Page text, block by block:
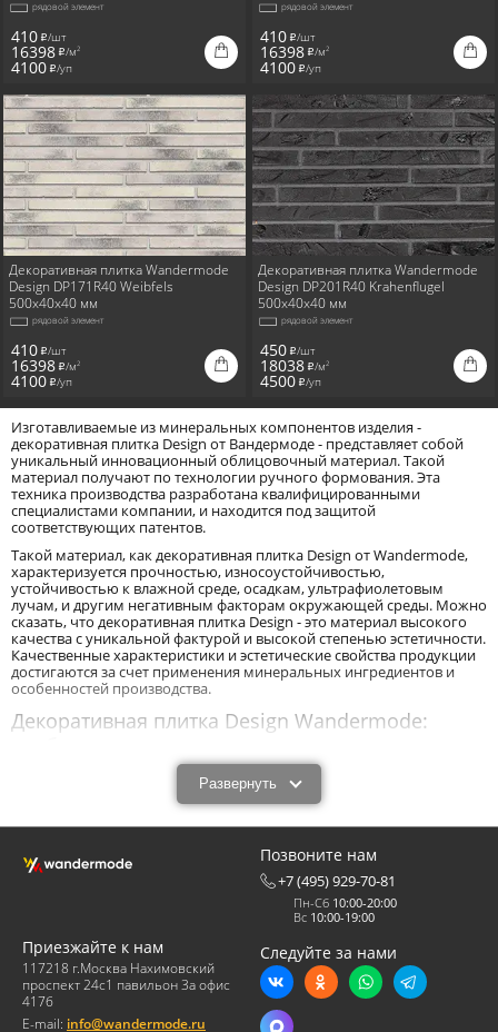
рядовой элемент
410 i/шт
16398 i/м2
4100 i/уп
рядовой элемент
410 i/шт
16398 i/м2
4100 i/уп
Декоративная плитка Wandermode
Design DP171R40 Weibfels
500x40x40 мм
рядовой элемент
410 i/шт
16398 i/м2
4100 i/уп
Декоративная плитка Wandermode
Design DP201R40 Krahenflugel
500x40x40 мм
рядовой элемент
450 i/шт
18038 i/м2
4500 i/уп
Изготавливаемые из минеральных компонентов изделия -
декоративная плитка Design от Вандермоде - представляет собой
уникальный инновационный облицовочный материал. Такой
материал получают по технологии ручного формования. Эта
техника производства разработана квалифицированными
специалистами компании, и находится под защитой
соответствующих патентов.
Такой материал, как декоративная плитка Design от Wandermode,
характеризуется прочностью, износоустойчивостью,
устойчивостью к влажной среде, осадкам, ультрафиолетовым
лучам, и другим негативным факторам окружающей среды. Можно
сказать, что декоративная плитка Design - это материал высокого
качества с уникальной фактурой и высокой степенью эстетичности.
Качественные характеристики и эстетические свойства продукции
достигаются за счет применения минеральных ингредиентов и
особенностей производства.
Декоративная плитка Design Wandermode:
Декоративная плитка Design от Вандермоде производится методом
ручного формования. При таком способе смесь для изготовления
продукта (формовочное тесто) закладывается в специальные
формы вручную. В этом процессе не участвуют никакие автоматы
представляет опасности. Ее реализация не приводит к загрязнению
окружающей среды и образованию большого количества отходов.
В процессе производства из сухих ингредиентов изготавливается
формовочная смесь, которая затворяется водным раствором с
определенными параметрами. Затем полученная масса вручную
закладывается в форму, затвердевает, и извлекается из нее уже в
виде готовых изделий. При этом ручная формовка способствует
получению уникальных фактурных поверхностей. А способ
окрашивания в массе - интересные оттенки на поверхностях
изделий.
Развернуть
Позвоните нам
+7 (495) 929-70-81
Пн-Сб 10:00-20:00
Вс 10:00-19:00
Приезжайте к нам
117218 г.Москва Нахимовский
проспект 24с1 павильон 3а офис
417б
E-mail: info@wandermode.ru
Следуйте за нами